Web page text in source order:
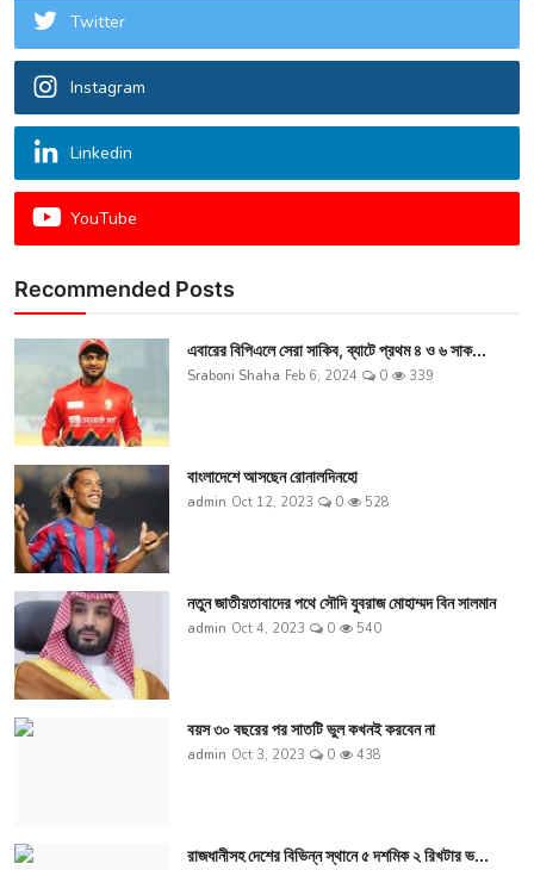
Twitter
Instagram
Linkedin
YouTube
Recommended Posts
এবারের বিপিএলে সেরা সাকিব, ব্যাটে প্রথম ৪ ও ৬ সাক...
Sraboni Shaha Feb 6, 2024 0 339
বাংলাদেশে আসছেন রোনালদিনহো
admin Oct 12, 2023 0 528
নতুন জাতীয়তাবাদের পথে সৌদি যুবরাজ মোহাম্মদ বিন সালমান
admin Oct 4, 2023 0 540
বয়স ৩০ বছরের পর সাতটি ভুল কখনই করবেন না
admin Oct 3, 2023 0 438
রাজধানীসহ দেশের বিভিন্ন স্থানে ৫ দশমিক ২ রিখটার ভ...